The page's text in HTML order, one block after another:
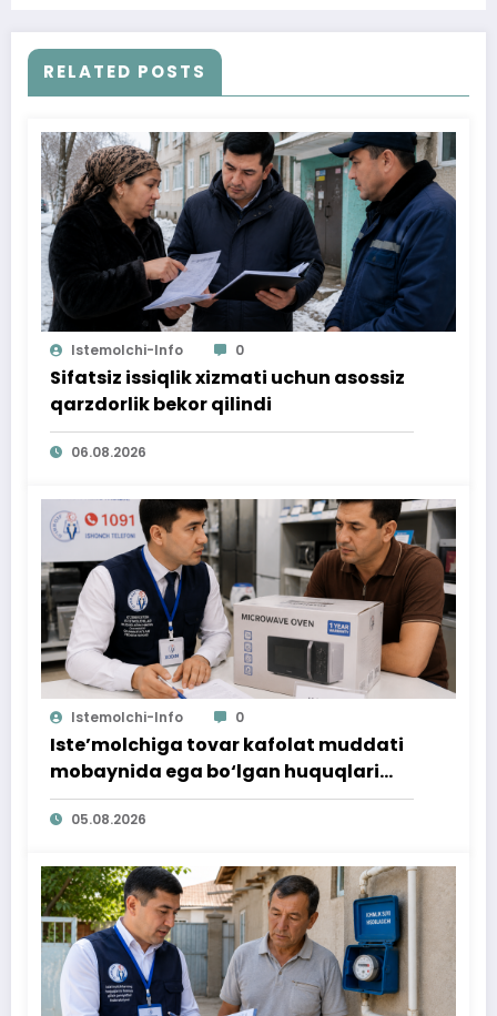
RELATED POSTS
Istemolchi-Info 0
Sifatsiz issiqlik xizmati uchun asossiz
qarzdorlik bekor qilindi
06.08.2026
Istemolchi-Info 0
Iste’molchiga tovar kafolat muddati
mobaynida ega bo‘lgan huquqlari
ta’minlab berildi
05.08.2026